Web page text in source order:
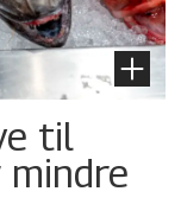
til
mindre